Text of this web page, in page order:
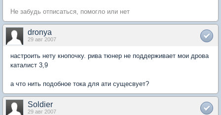
Не забудь отписаться, помогло или нет
dronya
29 авг 2007
настроить нету кнопочку. рива тюнер не поддерживает мои дрова
каталист 3,9
а что нить подобное тока для ати сущесвует?
Soldier
29 авг 2007